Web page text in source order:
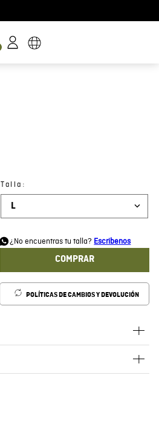
Talla :
L
¿No encuentras tu talla? Escribenos
COMPRAR
POLÍTICAS DE CAMBIOS Y DEVOLUCIÓN